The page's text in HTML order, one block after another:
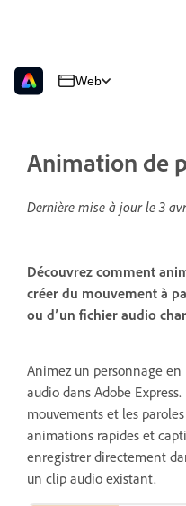
Web
Animation de
Dernière mise à jour le 3
Découvrez comment
créer du mouvement à
ou d’un fichier audio
Animez un personnage
audio dans Adobe
mouvements et les
animations rapides et
enregistrer directement
un clip audio existant.